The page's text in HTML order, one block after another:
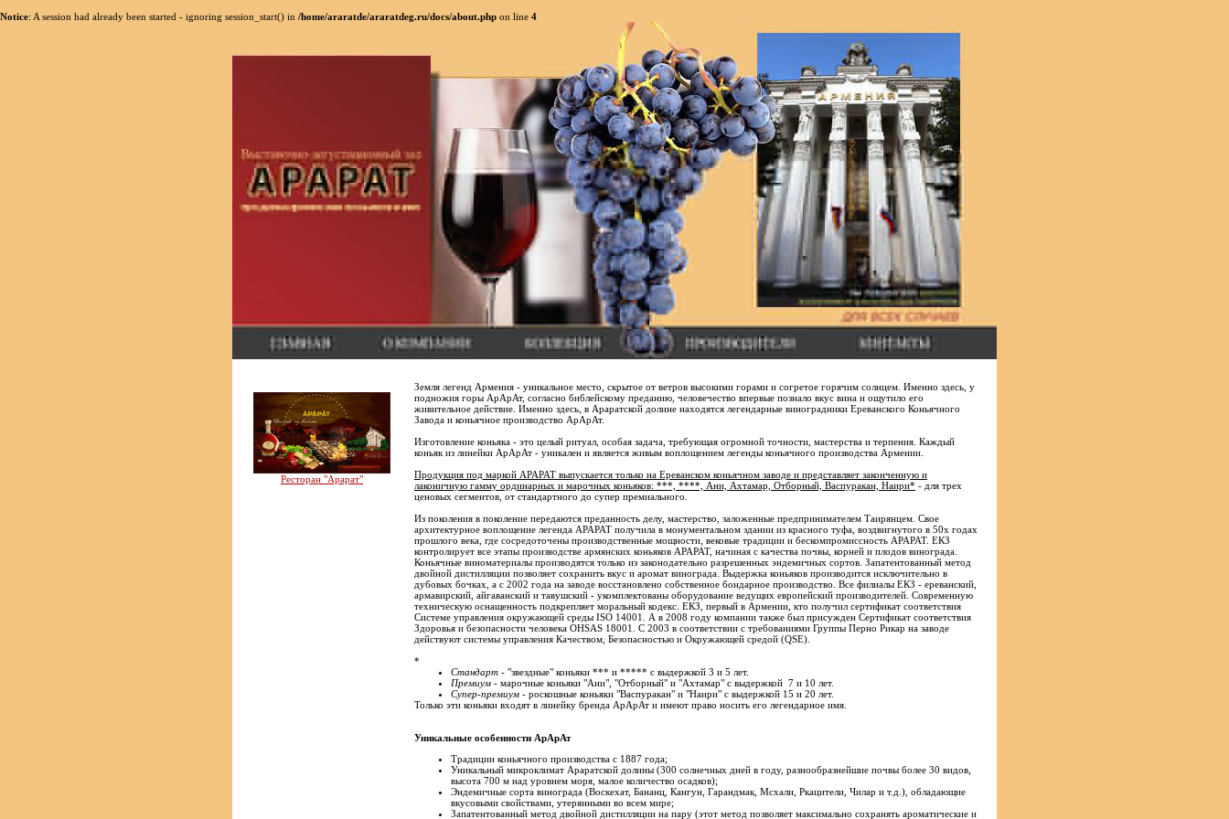
Notice: A session had already been started - ignoring session_start() in /home/araratde/araratdeg.ru/docs/about.php on line 4
Ресторан "Арарат"
Земля легенд Армения - уникальное место, скрытое от ветров высокими горами и согретое горячим солнцем. Именно здесь, у
подножия горы АрАрАт, согласно библейскому преданию, человечество впервые познало вкус вина и ощутило его
живительное действие. Именно здесь, в Араратской долине находятся легендарные виноградники Ереванского Коньячного
Завода и коньячное производство АрАрАт.
Изготовление коньяка - это целый ритуал, особая задача, требующая огромной точности, мастерства и терпения. Каждый
коньяк из линейки АрАрАт - уникален и является живым воплощением легенды коньячного производства Армении.
Продукция под маркой АРАРАТ выпускается только на Ереванском коньячном заводе и представляет законченную и
лаконичную гамму ординарных и марочных коньяков: ***, ****, Ани, Ахтамар, Отборный, Васпуракан, Наири* - для трех
ценовых сегментов, от стандартного до супер премиального.
Из поколения в поколение передаются преданность делу, мастерство, заложенные предпринимателем Таирянцем. Свое
архитектурное воплощение легенда АРАРАТ получила в монументальном здании из красного туфа, воздвигнутого в 50х годах
прошлого века, где сосредоточены производственные мощности, вековые традиции и бескомпромиссность АРАРАТ. ЕКЗ
контролирует все этапы производстве армянских коньяков АРАРАТ, начиная с качества почвы, корней и плодов винограда.
Коньячные виноматериалы производятся только из законодательно разрешенных эндемичных сортов. Запатентованный метод
двойной дистилляции позволяет сохранить вкус и аромат винограда. Выдержка коньяков производится исключительно в
дубовых бочках, а с 2002 года на заводе восстановлено собственное бондарное производство. Все филиалы ЕКЗ - ереванский,
армавирский, айгаванский и тавушский - укомплектованы оборудование ведущих европейский производителей. Современную
техническую оснащенность подкрепляет моральный кодекс. ЕКЗ, первый в Армении, кто получил сертификат соответствия
Системе управления окружающей среды ISO 14001. А в 2008 году компании также был присужден Сертификат соответствия
Здоровья и безопасности человека OHSAS 18001. C 2003 в соответствии с требованиями Группы Перно Рикар на заводе
действуют системы управления Качеством, Безопасностью и Окружающей средой (QSE).
*
Стандарт - "звездные" коньяки *** и ***** с выдержкой 3 и 5 лет.
Премиум - марочные коньяки "Ани", "Отборный" и "Ахтамар" с выдержкой 7 и 10 лет.
Супер-премиум - роскошные коньяки "Васпуракан" и "Наири" с выдержкой 15 и 20 лет.
Только эти коньяки входят в линейку бренда АрАрАт и имеют право носить его легендарное имя.
Уникальные особенности АрАрАт
Традиции коньячного производства с 1887 года;
Уникальный микроклимат Араратской долины (300 солнечных дней в году, разнообразнейшие почвы более 30 видов,
высота 700 м над уровнем моря, малое количество осадков);
Эндемичные сорта винограда (Воскехат, Бананц, Кангун, Гарандмак, Мсхали, Ркацители, Чилар и т.д.), обладающие
вкусовыми свойствами, утерянными во всем мире;
Запатентованный метод двойной дистилляции на пару (этот метод позволяет максимально сохранять ароматические и